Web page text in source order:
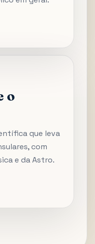
o
que leva
com
e da Astro.